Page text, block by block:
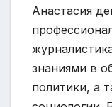
Анастасия
знаниями в
политики, а